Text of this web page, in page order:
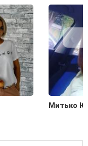
Митько